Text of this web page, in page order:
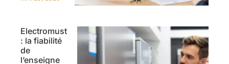
Electromust
: la fiabilité
de
l’enseigne